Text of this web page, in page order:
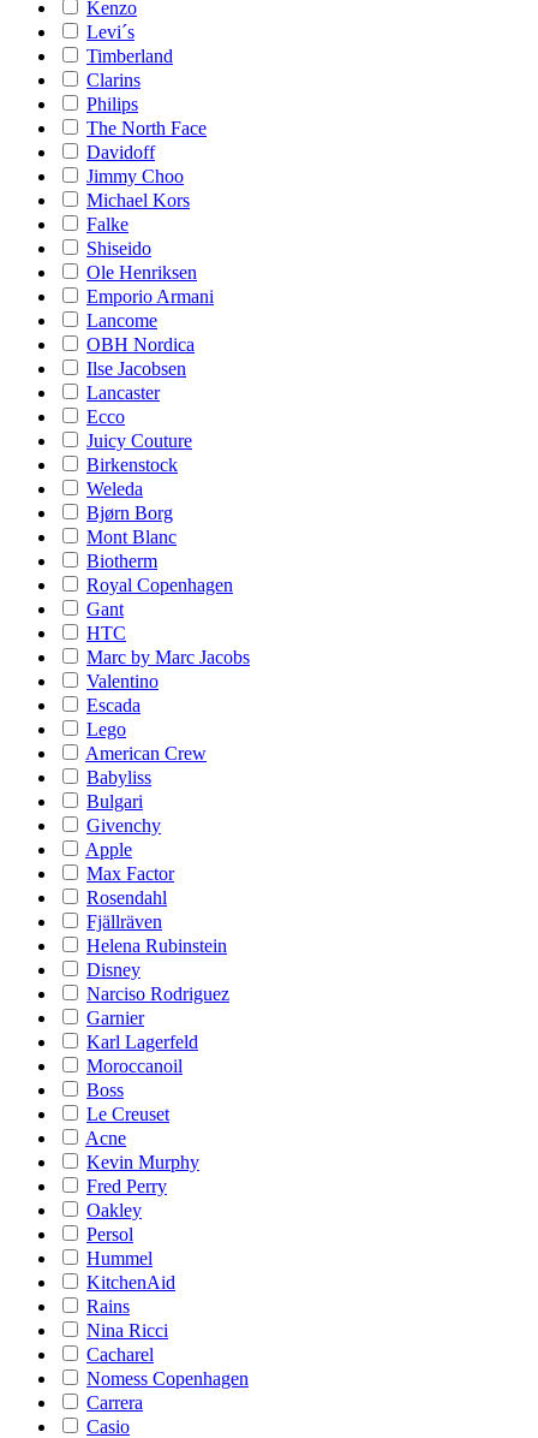
Kenzo
Levi´s
Timberland
Clarins
Philips
The North Face
Davidoff
Jimmy Choo
Michael Kors
Falke
Shiseido
Ole Henriksen
Emporio Armani
Lancome
OBH Nordica
Ilse Jacobsen
Lancaster
Ecco
Juicy Couture
Birkenstock
Weleda
Bjørn Borg
Mont Blanc
Biotherm
Royal Copenhagen
Gant
HTC
Marc by Marc Jacobs
Valentino
Escada
Lego
American Crew
Babyliss
Bulgari
Givenchy
Apple
Max Factor
Rosendahl
Fjällräven
Helena Rubinstein
Disney
Narciso Rodriguez
Garnier
Karl Lagerfeld
Moroccanoil
Boss
Le Creuset
Acne
Kevin Murphy
Fred Perry
Oakley
Persol
Hummel
KitchenAid
Rains
Nina Ricci
Cacharel
Nomess Copenhagen
Carrera
Casio